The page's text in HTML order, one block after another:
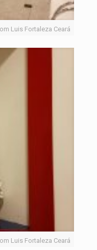
Luis Fortaleza Ceará
Luis Fortaleza Ceará